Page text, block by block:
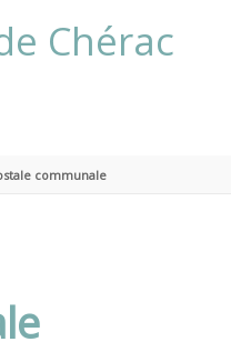
Chérac
communale